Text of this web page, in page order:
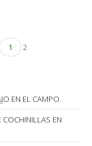
1 2
EN EL CAMPO.
EN